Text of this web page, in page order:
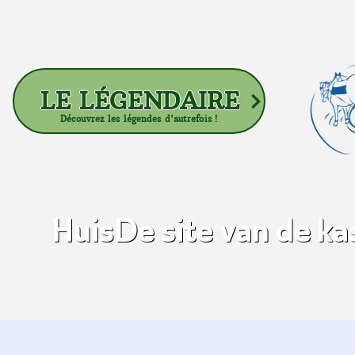
HuisDe site van de
LE LÉGENDAIRE
Découvrez les légendes d'autrefois !